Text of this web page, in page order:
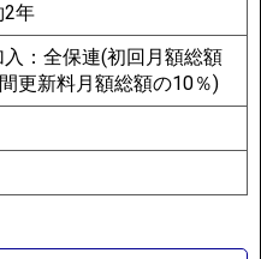
2年
：全保連(初回月額総額
更新料月額総額の10％)